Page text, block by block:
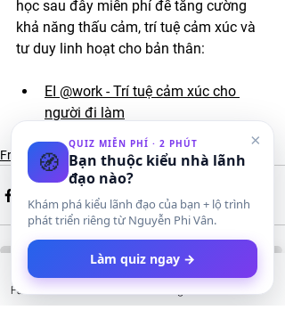
học sau đây miễn phí để tăng cường
khả năng thấu cảm, trí tuệ cảm xúc và
tư duy linh hoạt cho bản thân:
EI @work - Trí tuệ cảm xúc cho
người đi làm
Agile Mindset - Tư duy linh hoạt
Franchise & Kinh doanh
Bài đăng gần đây Xem tất cả
Facebook
×
🧭
QUIZ MIỄN PHÍ · 2 PHÚT
Bạn thuộc kiểu nhà lãnh
đạo nào?
Khám phá kiểu lãnh đạo của bạn + lộ trình
phát triển riêng từ Nguyễn Phi Vân.
Làm quiz ngay →